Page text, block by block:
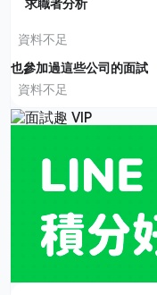
求職者分析
資料不足
也參加過這些公司的面試
資料不足